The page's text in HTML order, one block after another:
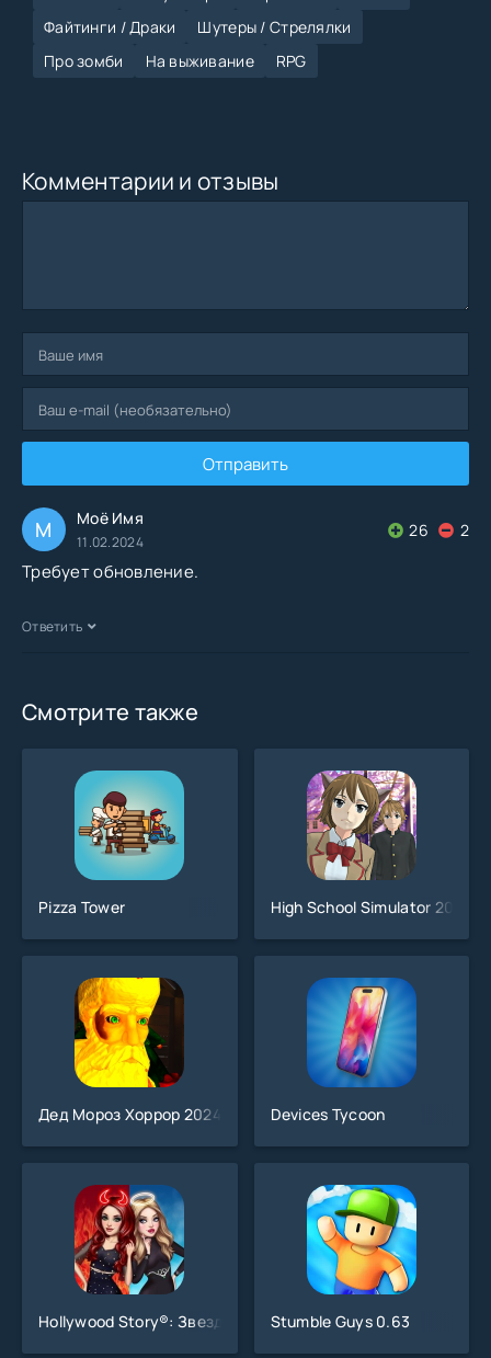
Файтинги / Драки
Шутеры / Стрелялки
Про зомби
На выживание RPG
Комментарии и отзывы
Отправить
М Моё Имя
11.02.2024
26 2
Требует обновление.
Ответить
Смотрите также
Pizza Tower High School Simulator 2018
Дед Мороз Хоррор 2024 Devices Tycoon
Hollywood Story®: Звезда модыStumble Guys 0.63